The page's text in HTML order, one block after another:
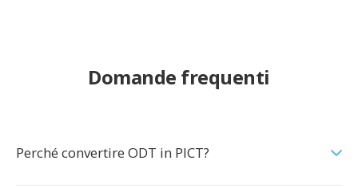
Domande frequenti
Perché convertire ODT in PICT?